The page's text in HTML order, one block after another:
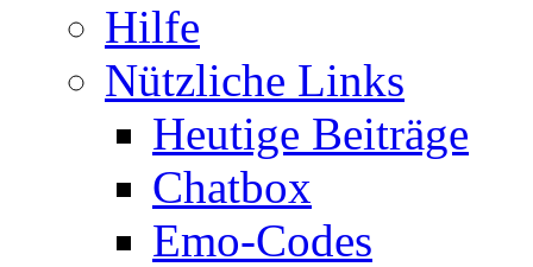
Hilfe
Nützliche Links
Heutige Beiträge
Chatbox
Emo-Codes